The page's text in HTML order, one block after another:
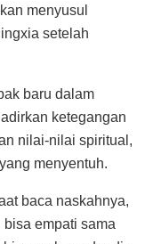
menyusul
setelah
baru dalam
ketegangan
nilai-nilai spiritual,
menyentuh.
baca naskahnya,
empati sama